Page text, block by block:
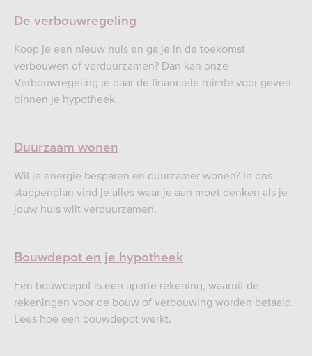
De verbouwregeling
Koop je een nieuw huis en ga je in de toekomst
verbouwen of verduurzamen? Dan kan onze
Verbouwregeling je daar de financiële ruimte voor geven
binnen je hypotheek.
Duurzaam wonen
Wil je energie besparen en duurzamer wonen? In ons
stappenplan vind je alles waar je aan moet denken als je
jouw huis wilt verduurzamen.
Bouwdepot en je hypotheek
Een bouwdepot is een aparte rekening, waaruit de
rekeningen voor de bouw of verbouwing worden betaald.
Lees hoe een bouwdepot werkt.